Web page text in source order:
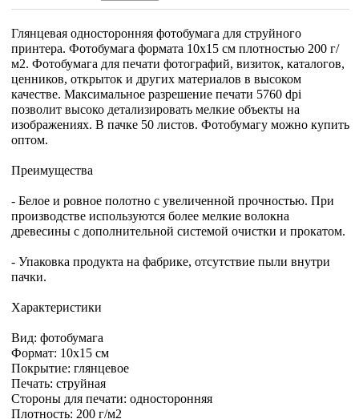
Глянцевая односторонняя фотобумага для струйного
принтера. Фотобумага формата 10х15 см плотностью 200 г/
м2. Фотобумага для печати фотографий, визиток, каталогов,
ценников, открыток и других материалов в высоком
качестве. Максимальное разрешение печати 5760 dpi
позволит высоко детализировать мелкие объекты на
изображениях. В пачке 50 листов. Фотобумагу можно купить
оптом.
Преимущества
- Белое и ровное полотно с увеличенной прочностью. При
производстве используются более мелкие волокна
древесины с дополнительной системой очистки и прокатом.
- Упаковка продукта на фабрике, отсутствие пыли внутри
пачки.
Характеристики
Вид: фотобумага
Формат: 10х15 см
Покрытие: глянцевое
Печать: струйная
Стороны для печати: односторонняя
Плотность: 200 г/м2